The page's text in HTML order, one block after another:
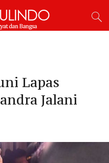
Lapas
Jalani